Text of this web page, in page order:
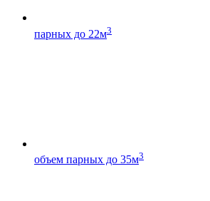
парных до 22м3
объем парных до 35м3